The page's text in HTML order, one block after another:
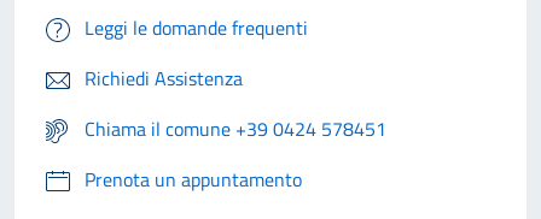
Leggi le domande frequenti
Richiedi Assistenza
Chiama il comune +39 0424 578451
Prenota un appuntamento